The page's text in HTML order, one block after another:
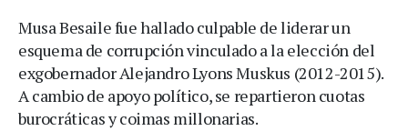
Musa Besaile fue hallado culpable de liderar un
esquema de corrupción vinculado a la elección del
exgobernador Alejandro Lyons Muskus (2012-2015).
A cambio de apoyo político, se repartieron cuotas
burocráticas y coimas millonarias.